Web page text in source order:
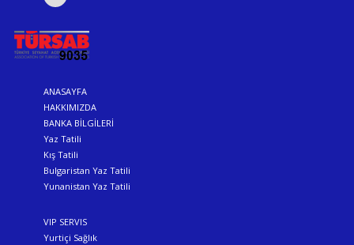
ANASAYFA
HAKKIMIZDA
BANKA BİLGİLERİ
Yaz Tatili
Kış Tatili
Bulgaristan Yaz Tatili
Yunanistan Yaz Tatili
VIP SERVIS
Yurtiçi Sağlık